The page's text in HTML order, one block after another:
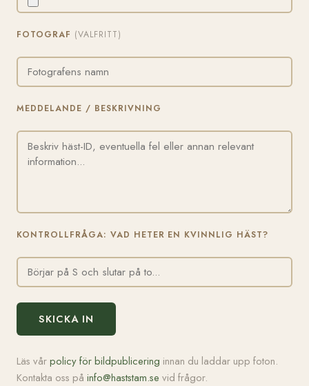
FOTOGRAF (VALFRITT)
MEDDELANDE / BESKRIVNING
KONTROLLFRÅGA: VAD HETER EN KVINNLIG HÄST?
SKICKA IN
Läs vårpolicy för bildpublicering innan du laddar upp foton.
Kontakta oss på info@haststam.se vid frågor.